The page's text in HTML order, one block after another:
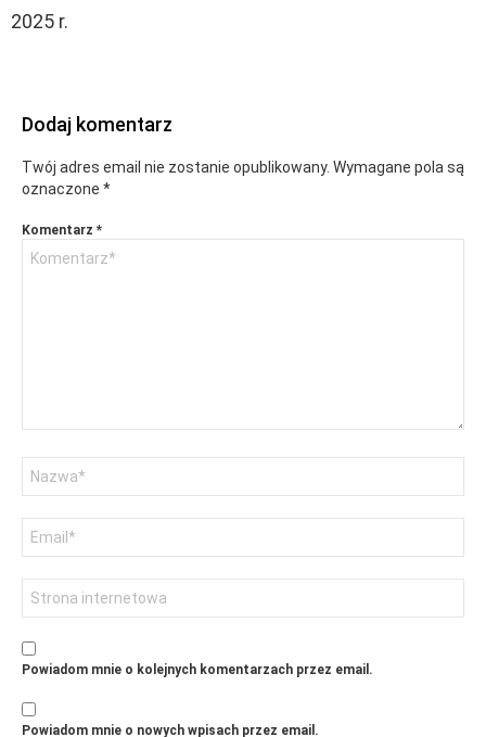
2025 r.
Dodaj komentarz
Twój adres email nie zostanie opublikowany. Wymagane pola są
oznaczone *
Komentarz *
email
internetowa
Powiadom mnie o kolejnych komentarzach przez email.
Powiadom mnie o nowych wpisach przez email.